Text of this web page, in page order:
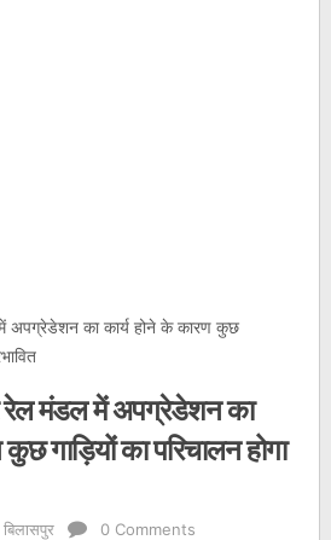
अपग्रेडेशन का कार्य होने के कारण कुछ
मंडल में अपग्रेडेशन का
गाड़ियों का परिचालन होगा
बिलासपुर 0 Comments